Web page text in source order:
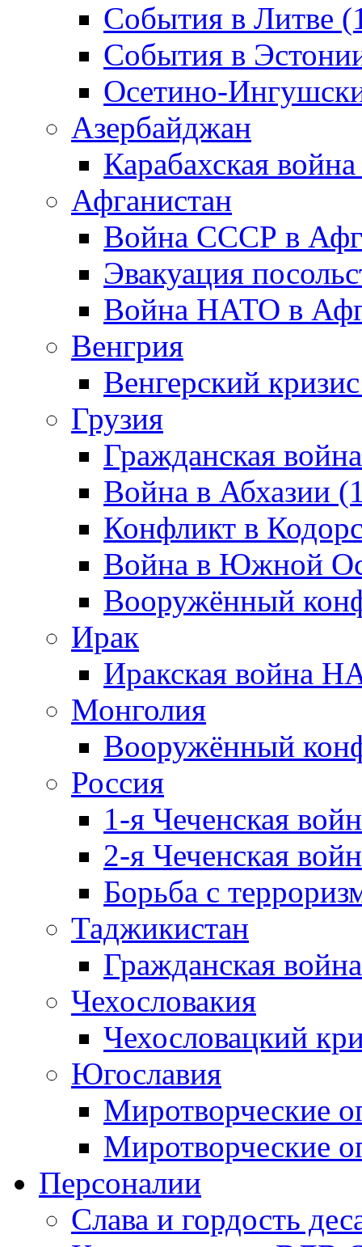
События в Литве
События в
Осетино-
Азербайджан
Карабахская
Афганистан
Война СССР в
Эвакуация
Война НАТО в
Венгрия
Венгерский
Грузия
Гражданская
Война в Абхазии
Конфликт в
Война в Южной
Вооружённый
Ирак
Иракская война
Монголия
Вооружённый
Россия
1-я Чеченская
2-я Чеченская
Борьба с
Таджикистан
Гражданская
Чехословакия
Чехословацкий
Югославия
Миротворческие
Миротворческие
Персоналии
Слава и гордость